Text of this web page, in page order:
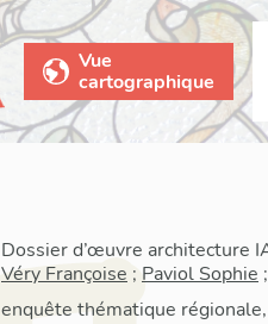
Vue
cartographique
Dossier d’œuvre architecture
Véry Françoise ; Paviol Sophie
enquête thématique